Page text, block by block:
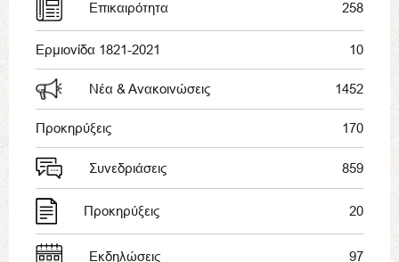
Επικαιρότητα 258
Ερμιονίδα 1821-2021 10
Νέα & Ανακοινώσεις 1452
Προκηρύξεις 170
Συνεδριάσεις 859
Προκηρύξεις 20
Εκδηλώσεις 97